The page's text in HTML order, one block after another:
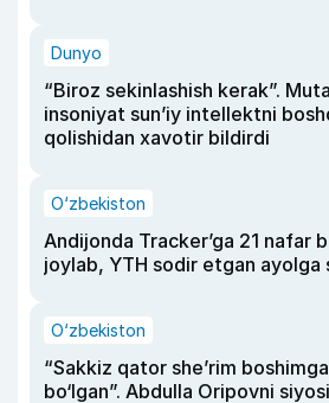
Dunyo
“Biroz sekinlashish kerak”.
insoniyat sun’iy intellektni
qolishidan xavotir bildirdi
O‘zbekiston
Andijonda Tracker’ga 21 nafar
joylab, YTH sodir etgan ayolga
O‘zbekiston
“Sakkiz qator she’rim
bo‘lgan”. Abdulla Oripovni